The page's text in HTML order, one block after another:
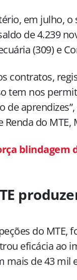
em julho, o
de 4.239
(309) e
contratos,
tem nos
de
do MTE,
blindagem
do MTE,
eficácia ao
mais de 43